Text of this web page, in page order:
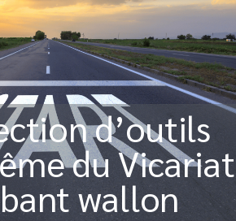
d’outils
du Vicariat
wallon